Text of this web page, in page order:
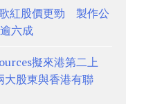
紅股價更勁 製作公
六成
擬來港第二上
股東與香港有聯